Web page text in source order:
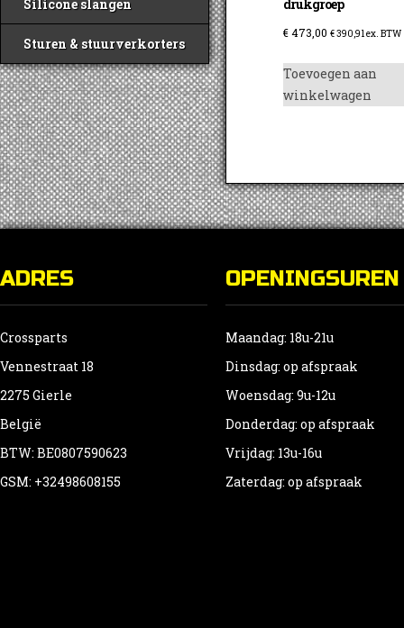
Silicone slangen
Sturen & stuurverkorters
drukgroep
€473,00 €390,91ex. BTW
Toevoegen aan
winkelwagen
ADRES
Crossparts
Vennestraat 18
2275 Gierle
België
BTW: BE0807590623
GSM: +32498608155
OPENINGSUREN
Maandag: 18u-21u
Dinsdag: op afspraak
Woensdag: 9u-12u
Donderdag: op afspraak
Vrijdag: 13u-16u
Zaterdag: op afspraak